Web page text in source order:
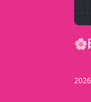
🌸